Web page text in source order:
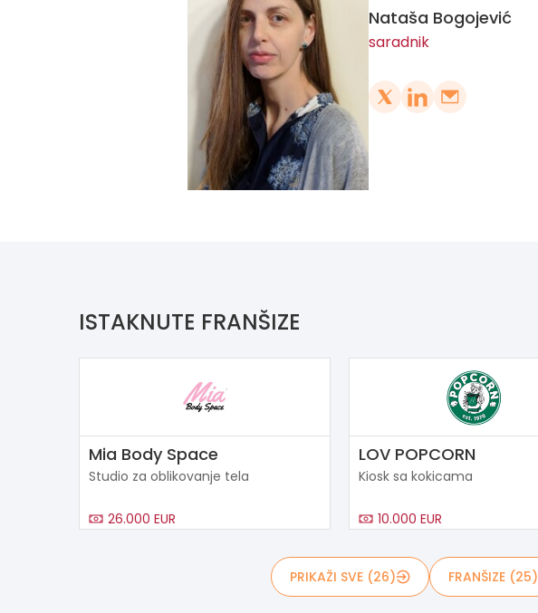
Nataša Bogojević
saradnik
ISTAKNUTE FRANŠIZE
Mia Body Space
Studio za oblikovanje tela
26.000 EUR
LOV POPCORN
Kiosk sa kokicama
10.000 EUR
PRIKAŽI SVE (26) FRANŠIZE (25)